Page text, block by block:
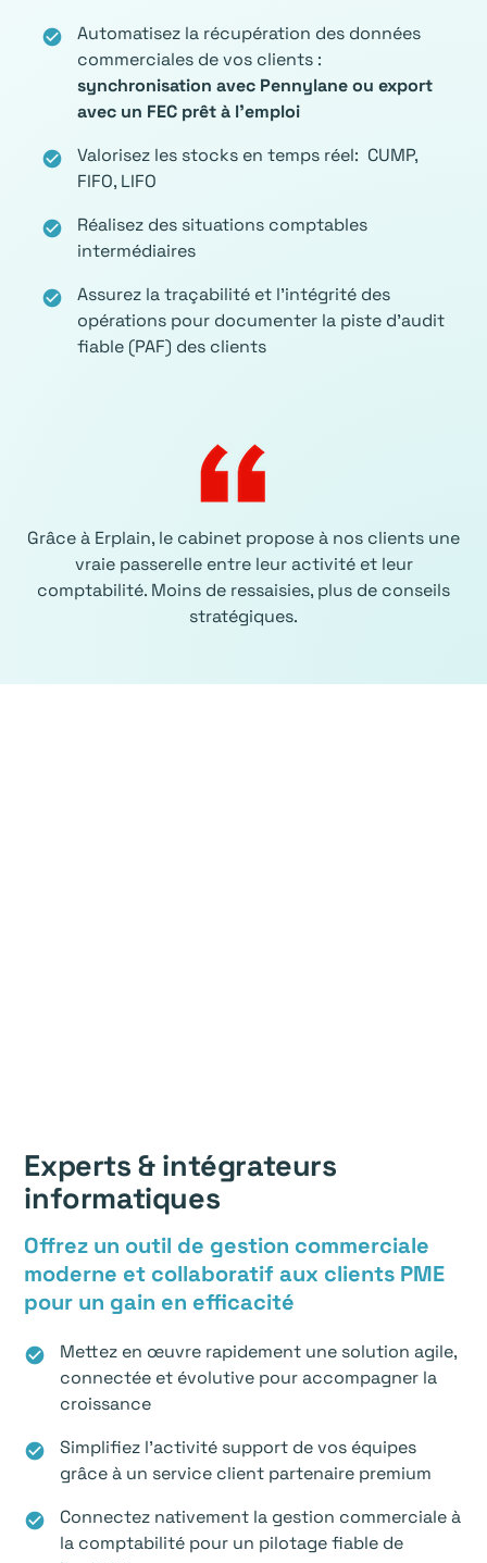
check_circle
Automatisez la récupération des données
commerciales de vos clients :
synchronisation avec Pennylane ou export
avec un FEC prêt à l’emploi
check_circle
Valorisez les stocks en temps réel: CUMP,
FIFO, LIFO
check_circle
Réalisez des situations comptables
intermédiaires
check_circle
Assurez la traçabilité et l'intégrité des
opérations pour documenter la piste d'audit
fiable (PAF) des clients
Grâce à Erplain, le cabinet propose à nos clients une
vraie passerelle entre leur activité et leur
comptabilité. Moins de ressaisies, plus de conseils
stratégiques.
Experts & intégrateurs
informatiques
Offrez un outil de gestion commerciale
moderne et collaboratif aux clients PME
pour un gain en efficacité
check_circle
Mettez en œuvre rapidement une solution agile,
connectée et évolutive pour accompagner la
croissance
check_circle
Simplifiez l’activité support de vos équipes
grâce à un service client partenaire premium
check_circle
Connectez nativement la gestion commerciale à
la comptabilité pour un pilotage fiable de